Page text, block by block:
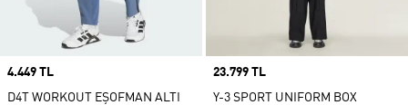
Price
4.449 TL
D4T WORKOUT EŞOFMAN ALTI
Price
23.799 TL
Y-3 SPORT UNIFORM BOX